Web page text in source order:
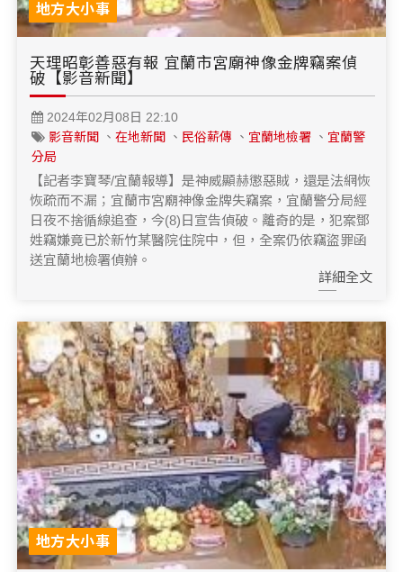
地方大小事
天理昭彰善惡有報 宜蘭市宮廟神像金牌竊案偵
破【影音新聞】
2024年02月08日 22:10
影音新聞 、 在地新聞 、 民俗薪傳 、 宜蘭地檢署 、 宜蘭警
分局
【記者李寶琴/宜蘭報導】是神威顯赫懲惡賊，還是法網恢
恢疏而不漏；宜蘭市宮廟神像金牌失竊案，宜蘭警分局經
日夜不捨循線追查，今(8)日宣告偵破。離奇的是，犯案鄧
姓竊嫌竟已於新竹某醫院住院中，但，全案仍依竊盜罪函
送宜蘭地檢署偵辦。
詳細全文
地方大小事